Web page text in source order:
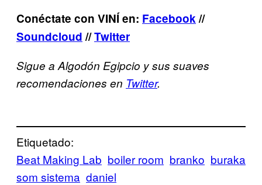
Conéctate con VINÍ en: Facebook//
Soundcloud//Twitter
Sigue a Algodón Egipcio y sus suaves
recomendaciones en Twitter.
Etiquetado:
Beat Making Lab boiler room branko buraka
som sistema daniel